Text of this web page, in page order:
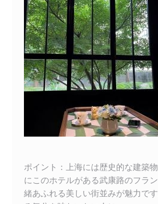
ポイント：上海には歴史的な建築
にこのホテルがある武康路のフラ
緒あふれる美しい街並みが魅力で